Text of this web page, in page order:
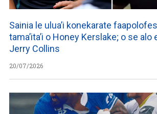
Sainia le ulua’i konekarate
tama’ita’i o Honey Kerslake; o se alo
Jerry Collins
20/07/2026